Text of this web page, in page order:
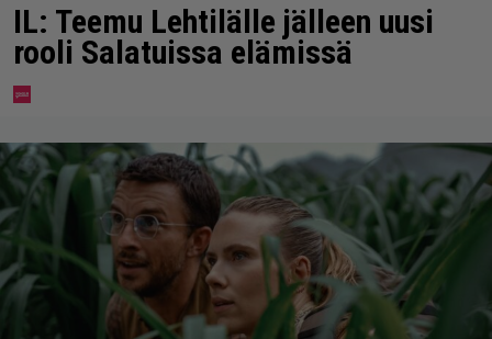
IL: Teemu Lehtilälle jälleen uusi
rooli Salatuissa elämissä